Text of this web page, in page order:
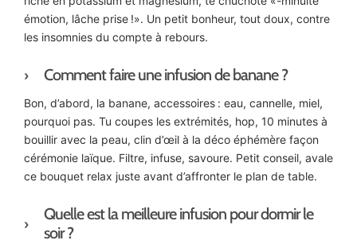
émotion, lâche prise !». Un petit bonheur, tout doux, contre
les insomnies du compte à rebours.
Comment faire une infusion de banane ?
Bon, d’abord, la banane, accessoires : eau, cannelle, miel,
pourquoi pas. Tu coupes les extrémités, hop, 10 minutes à
bouillir avec la peau, clin d’œil à la déco éphémère façon
cérémonie laïque. Filtre, infuse, savoure. Petit conseil, avale
ce bouquet relax juste avant d’affronter le plan de table.
Quelle est la meilleure infusion pour dormir le
soir ?